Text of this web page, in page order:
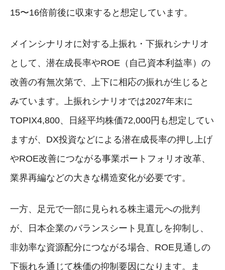
15〜16倍前後に収束すると想定しています。
メインシナリオに対する上振れ・下振れシナリオ
として、潜在成長率やROE（自己資本利益率）の
改善の有無次第で、上下に相応の振れが生じると
みています。上振れシナリオでは2027年末に
TOPIX4,800、日経平均株価72,000円も想定してい
ますが、DX投資などによる潜在成長率の押し上げ
やROE改善につながる事業ポートフォリオ改革、
業界再編などの大きな構造変化が必要です。
一方、足元で一部に見られる株主還元への批判
が、日本企業のバランスシート見直しを抑制し、
非効率な資源配分につながる場合、ROE見通しの
下振れを通じて株価の抑制要因になります。ま